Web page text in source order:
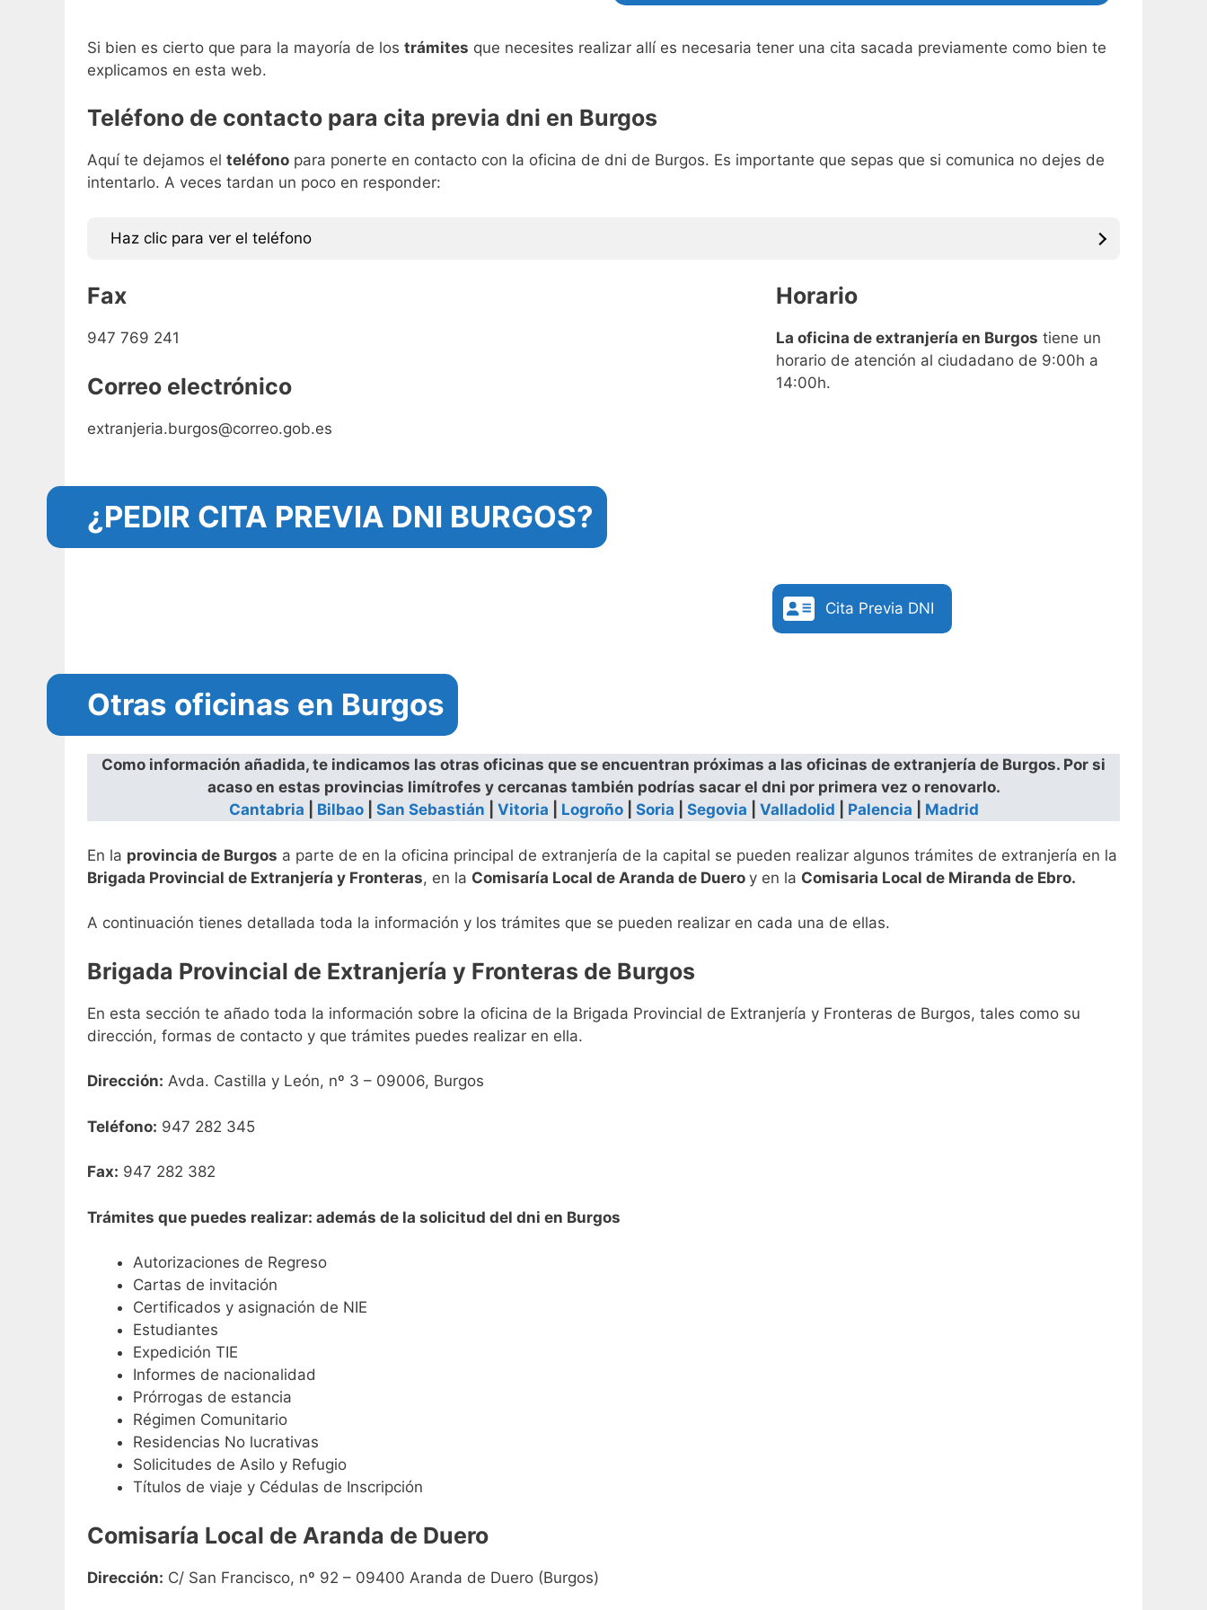
Si bien es cierto que para la mayoría de los trámites que necesites realizar allí es necesaria tener una cita sacada previamente como bien te
explicamos en esta web.
Teléfono de contacto para cita previa dni en Burgos
Aquí te dejamos el teléfono para ponerte en contacto con la oficina de dni de Burgos. Es importante que sepas que si comunica no dejes de
intentarlo. A veces tardan un poco en responder:
Haz clic para ver el teléfono
Fax
947 769 241
Correo electrónico
extranjeria.burgos@correo.gob.es
Horario
La oficina de extranjería en Burgos tiene un
horario de atención al ciudadano de 9:00h a
14:00h.
¿PEDIR CITA PREVIA DNI BURGOS?
Cita Previa DNI
Otras oficinas en Burgos
Como información añadida, te indicamos las otras oficinas que se encuentran próximas a las oficinas de extranjería de Burgos. Por si
acaso en estas provincias limítrofes y cercanas también podrías sacar el dni por primera vez o renovarlo.
Cantabria
Bilbao| San Sebastián Vitoria Logroño| Soria Segovia Valladolid Palencia Madrid
En la provincia de Burgos a parte de en la oficina principal de extranjería de la capital se pueden realizar algunos trámites de extranjería en la
Brigada Provincial de Extranjería y Fronteras, en la Comisaría Local de Aranda de Duero y en la Comisaria Local de Miranda de Ebro.
A continuación tienes detallada toda la información y los trámites que se pueden realizar en cada una de ellas.
Brigada Provincial de Extranjería y Fronteras de Burgos
En esta sección te añado toda la información sobre la oficina de la Brigada Provincial de Extranjería y Fronteras de Burgos, tales como su
dirección, formas de contacto y que trámites puedes realizar en ella.
Dirección: Avda. Castilla y León, nº 3 – 09006, Burgos
Teléfono: 947 282 345
Fax: 947 282 382
Trámites que puedes realizar: además de la solicitud del dni en Burgos
Autorizaciones de Regreso
Cartas de invitación
Certificados y asignación de NIE
Estudiantes
Expedición TIE
Informes de nacionalidad
Prórrogas de estancia
Régimen Comunitario
Residencias No lucrativas
Solicitudes de Asilo y Refugio
Títulos de viaje y Cédulas de Inscripción
Comisaría Local de Aranda de Duero
Dirección: C/ San Francisco, nº 92 – 09400 Aranda de Duero (Burgos)